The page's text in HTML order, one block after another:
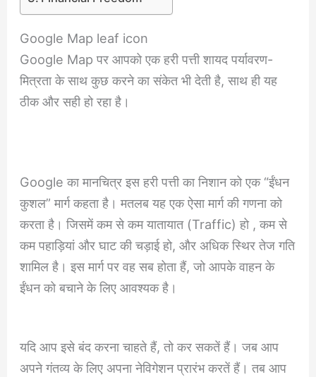
Google Map leaf icon
Google Map पर आपको एक हरी पत्ती शायद पर्यावरण-
मित्रता के साथ कुछ करने का संकेत भी देती है, साथ ही यह
ठीक और सही हो रहा है।
Google का मानचित्र इस हरी पत्ती का निशान को एक “ईंधन
कुशल” मार्ग कहता है। मतलब यह एक ऐसा मार्ग की गणना को
करता है। जिसमें कम से कम यातायात (Traffic) हो , कम से
कम पहाड़ियां और घाट की चड़ाई हो, और अधिक स्थिर तेज गति
शामिल है। इस मार्ग पर वह सब होता हैं, जो आपके वाहन के
ईंधन को बचाने के लिए आवश्यक है।
यदि आप इसे बंद करना चाहते हैं, तो कर सकतें हैं। जब आप
अपने गंतव्य के लिए अपना नेविगेशन प्रारंभ करतें हैं। तब आप